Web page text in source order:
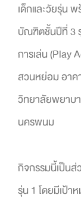
เด็กและวัยรุ่น
บัณฑิตชั้นปีที่ 3
การเล่น (Play
สวนหย่อม อาค
วิทยาลัยพยาบ
นครพนม
กิจกรรมนี้เป็นส่
รุ่น 1 โดยมีเป้